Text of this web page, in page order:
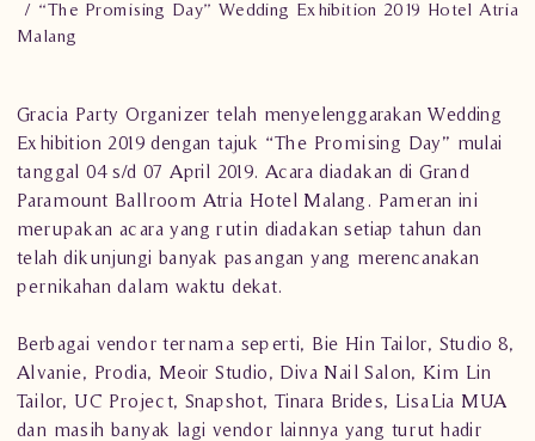
“The Promising Day” Wedding Exhibition 2019 Hotel Atria
Malang
Gracia Party Organizer telah menyelenggarakan Wedding
Exhibition 2019 dengan tajuk “The Promising Day” mulai
tanggal 04 s/d 07 April 2019. Acara diadakan di Grand
Paramount Ballroom Atria Hotel Malang. Pameran ini
merupakan acara yang rutin diadakan setiap tahun dan
telah dikunjungi banyak pasangan yang merencanakan
pernikahan dalam waktu dekat.
Berbagai vendor ternama seperti, Bie Hin Tailor, Studio 8,
Alvanie, Prodia, Meoir Studio, Diva Nail Salon, Kim Lin
Tailor, UC Project, Snapshot, Tinara Brides, LisaLia MUA
dan masih banyak lagi vendor lainnya yang turut hadir